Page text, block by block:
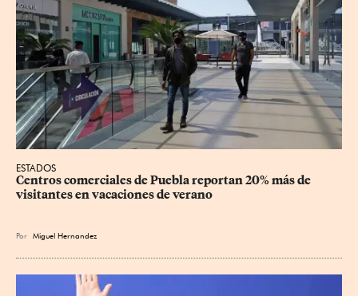
ESTADOS
Centros comerciales de Puebla reportan 20% más de
visitantes en vacaciones de verano
Por Miguel Hernandez